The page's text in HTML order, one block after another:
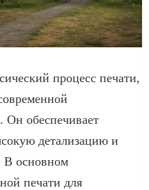
процесс печати,
Он обеспечивает
детализацию и
В основном
печати для